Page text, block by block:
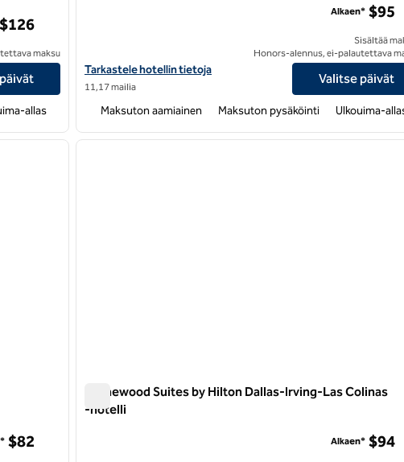
tiedot
$126
maksu
allas
Näytä Homewood Suites by Hilton Trophy Club Southlake -
Tarkastele hotellin tietoja
11,17 mailia
Alkaen* $95
Sisältää
Honors-alennus, ei-palautettava
Valitse päivät
Maksuton aamiainen Maksuton pysäköinti Ulkouima-
seuraava kuva
$82
1/12
Homewood Suites by Hilton Dallas-Irving-Las Colinas
-hotelli
Alkaen* $94